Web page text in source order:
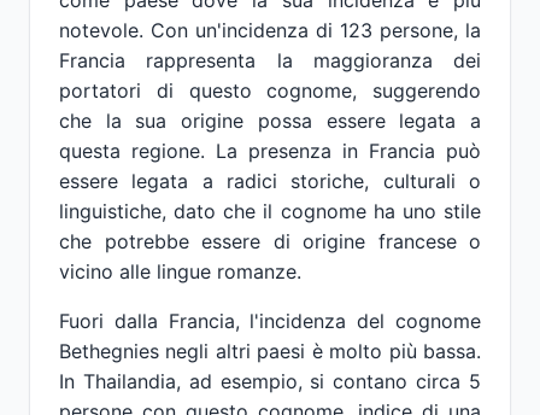
notevole. Con un'incidenza di 123 persone, la
Francia rappresenta la maggioranza dei
portatori di questo cognome, suggerendo
che la sua origine possa essere legata a
questa regione. La presenza in Francia può
essere legata a radici storiche, culturali o
linguistiche, dato che il cognome ha uno stile
che potrebbe essere di origine francese o
vicino alle lingue romanze.
Fuori dalla Francia, l'incidenza del cognome
Bethegnies negli altri paesi è molto più bassa.
In Thailandia, ad esempio, si contano circa 5